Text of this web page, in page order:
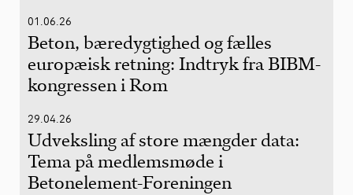
01.06.26
Beton, bæredygtighed og fælles
europæisk retning: Indtryk fra BIBM-
kongressen i Rom
29.04.26
Udveksling af store mængder data:
Tema på medlemsmøde i
Betonelement-Foreningen